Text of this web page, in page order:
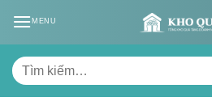
MENU
Tìm
kiếm: